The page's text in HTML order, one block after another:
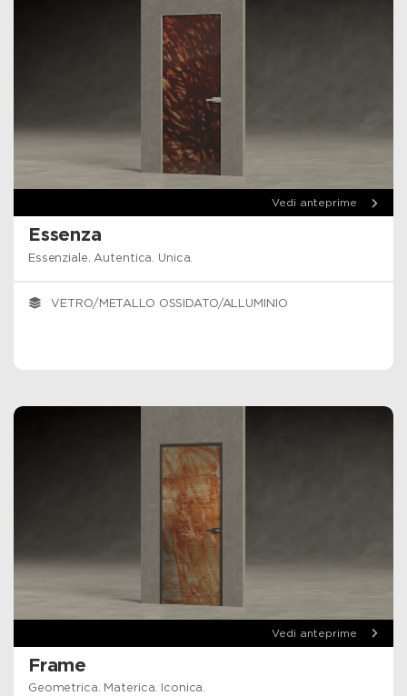
Vedi anteprime
Essenza
Essenziale. Autentica. Unica.
VETRO/METALLO OSSIDATO/ALLUMINIO
Vedi anteprime
Frame
Geometrica. Materica. Iconica.